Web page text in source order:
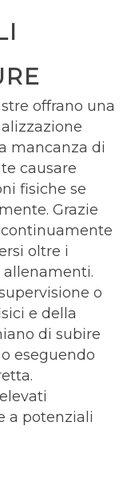
offrano una
mancanza di
causare
fisiche se
Grazie
oltre i
o
e della
di subire
eseguendo
a potenziali